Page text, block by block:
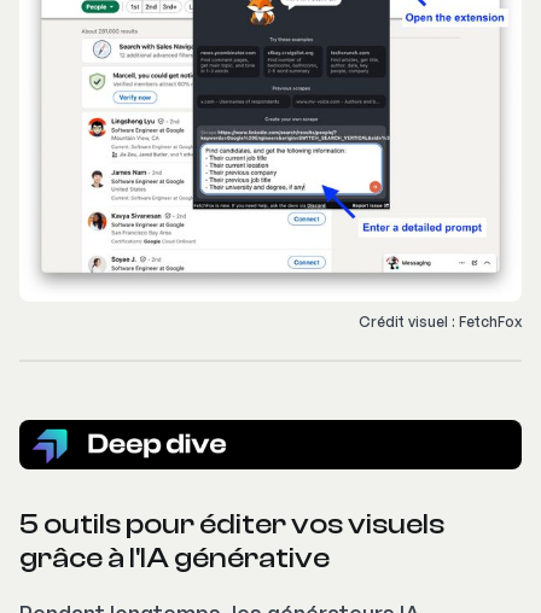
Crédit visuel : FetchFox
5 outils pour éditer vos visuels
grâce à l'IA générative